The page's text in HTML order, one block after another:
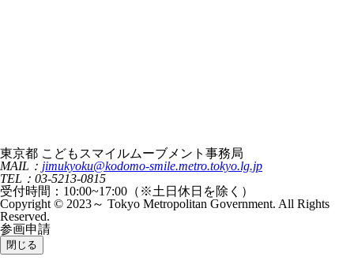
東京都 こどもスマイルムーブメント事務局
MAIL： jimukyoku@kodomo-smile.metro.tokyo.lg.jp
TEL：03-5213-0815
受付時間：10:00~17:00（※土日休日を除く）
Copyright © 2023～ Tokyo Metropolitan Government. All Rights
Reserved.
参画申請
閉じる